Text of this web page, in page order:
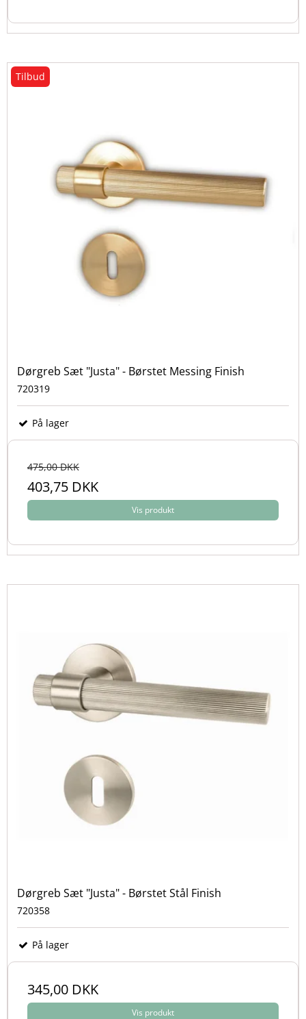
Tilbud
Dørgreb Sæt "Justa" - Børstet Messing Finish
720319
På lager
475,00 DKK
403,75 DKK
Vis produkt
Dørgreb Sæt "Justa" - Børstet Stål Finish
720358
På lager
345,00 DKK
Vis produkt